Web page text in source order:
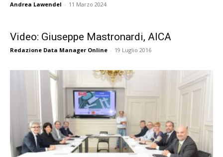
Andrea Lawendel - 11 Marzo 2024
Video: Giuseppe Mastronardi, AICA
Redazione Data Manager Online - 19 Luglio 2016